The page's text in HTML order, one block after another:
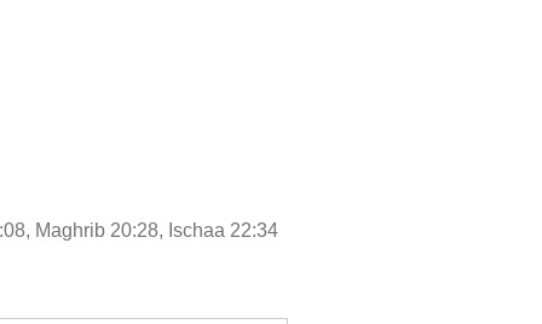
Maghrib 20:28, Ischaa 22:34